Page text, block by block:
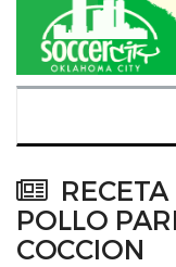
POLLO
COCCION